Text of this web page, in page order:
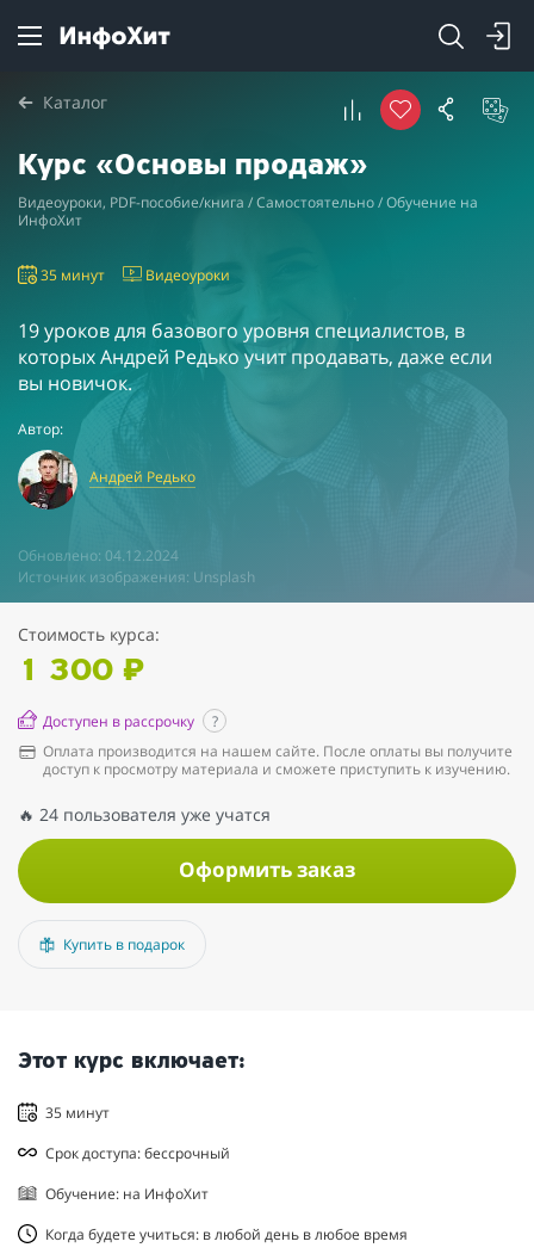
Каталог
Курс «Основы продаж»
Видеоуроки, PDF-пособие/книга / Самостоятельно / Обучение на
ИнфоХит
35 минут Видеоуроки
19 уроков для базового уровня специалистов, в
которых Андрей Редько учит продавать, даже если
вы новичок.
Автор:
Андрей Редько
Обновлено: 04.12.2024
Источник изображения: Unsplash
Стоимость курса:
1 300 ₽
Доступен в рассрочку
?
Оплата производится на нашем сайте. После оплаты вы получите
доступ к просмотру материала и сможете приступить к изучению.
🔥 24 пользователя уже учатся
Оформить заказ
Купить в подарок
Этот курс включает:
35 минут
Срок доступа: бессрочный
Обучение: на ИнфоХит
Когда будете учиться: в любой день в любое время